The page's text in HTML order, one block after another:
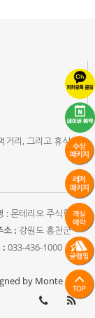
거리, 그리고 휴식이
: 몬테리오 주식회사
: 강원도 홍천군
: 033-436-1000
|
by Monte rio.